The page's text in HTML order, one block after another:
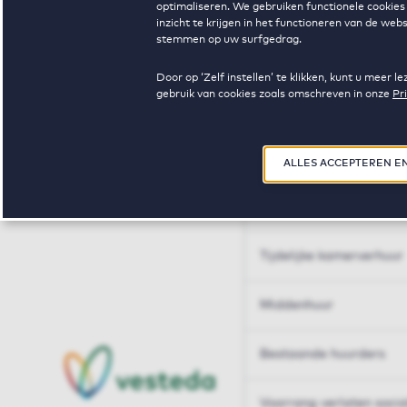
optimaliseren. We gebruiken functionele
inzicht te krijgen in het functioneren van de
stemmen op uw surfgedrag.
Door op ‘Zelf instellen’ te klikken, kunt u meer
gebruik van cookies zoals omschreven in onze
ALLES ACCEPTEREN
Huren op maat
Tijdelijke kamerverhuur
Middenhuur
Bestaande huurders
Voorrang verlaten